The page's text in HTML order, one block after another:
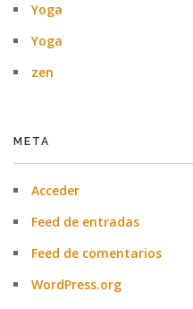
Yoga
Yoga
zen
META
Acceder
Feed de entradas
Feed de comentarios
WordPress.org